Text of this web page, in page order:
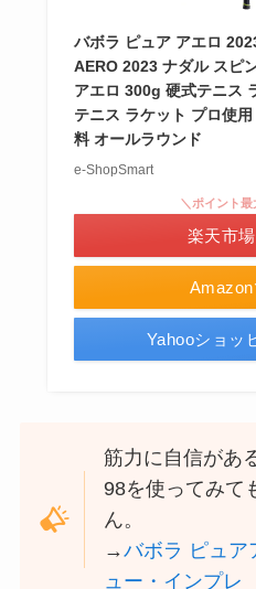
バボラ ピュア アエロ
AERO 2023 ナダル スピ
アエロ 300g 硬式テニス
テニス ラケット プロ使
料 オールラウンド
e-ShopSmart
＼ポイント最
楽天市
Yahooショッ
筋力に自信があ
98を使ってみて
ん。
→バボラ ピュア
ュー・インプレ